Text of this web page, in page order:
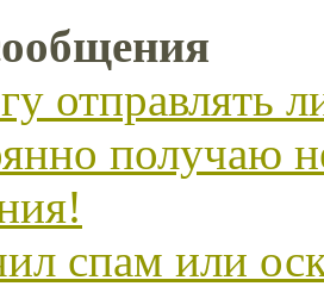
отправлять
получаю
спам или